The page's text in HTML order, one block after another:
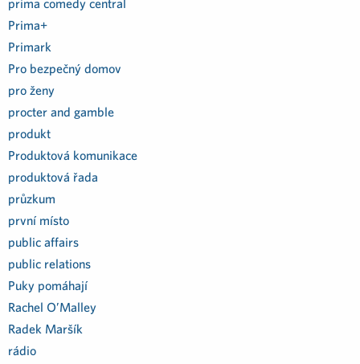
prima comedy central
Prima+
Primark
Pro bezpečný domov
pro ženy
procter and gamble
produkt
Produktová komunikace
produktová řada
průzkum
první místo
public affairs
public relations
Puky pomáhají
Rachel O’Malley
Radek Maršík
rádio